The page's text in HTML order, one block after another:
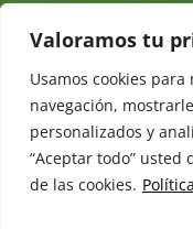
Valoramos tu
Usamos cookies
navegación,
personalizados y
“Aceptar todo”
de las cookies.